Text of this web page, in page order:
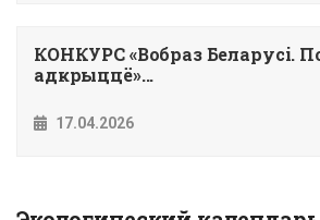
КОНКУРС «Вобраз Беларусi.
адкрыццё»...
17.04.2026